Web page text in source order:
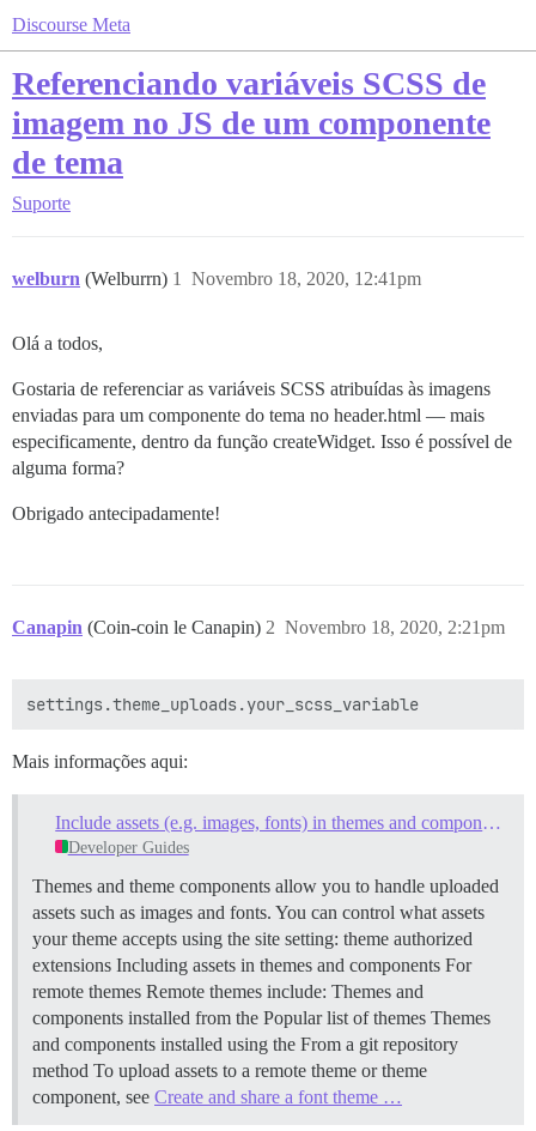
Discourse Meta
Referenciando variáveis SCSS de
imagem no JS de um componente
de tema
Suporte
welburn (Welburrn) Novembro 18, 2020, 12:41pm
1
Olá a todos,
Gostaria de referenciar as variáveis SCSS atribuídas às imagens
enviadas para um componente do tema no header.html — mais
especificamente, dentro da função createWidget. Isso é possível de
alguma forma?
Obrigado antecipadamente!
Canapin (Coin-coin le Canapin) Novembro 18, 2020, 2:21pm
2
Mais informações aqui:
Include assets (e.g. images, fonts) in themes and components
Developer Guides
Themes and theme components allow you to handle uploaded
assets such as images and fonts. You can control what assets
your theme accepts using the site setting: theme authorized
extensions Including assets in themes and components For
remote themes Remote themes include: Themes and
components installed from the Popular list of themes Themes
and components installed using the From a git repository
method To upload assets to a remote theme or theme
component, see Create and share a font theme …